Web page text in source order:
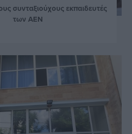
συνταξιούχους εκπαιδευτές
των ΑΕΝ